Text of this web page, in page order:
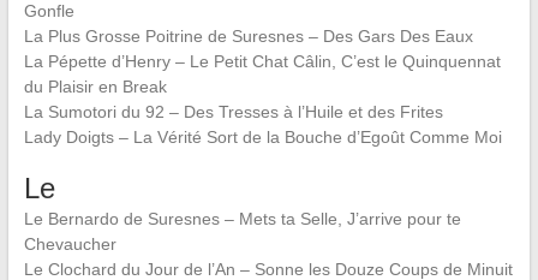
Gonfle
La Plus Grosse Poitrine de Suresnes – Des Gars Des Eaux
La Pépette d’Henry – Le Petit Chat Câlin, C’est le Quinquennat
du Plaisir en Break
La Sumotori du 92 – Des Tresses à l’Huile et des Frites
Lady Doigts – La Vérité Sort de la Bouche d’Egoût Comme Moi
Le
Le Bernardo de Suresnes – Mets ta Selle, J’arrive pour te
Chevaucher
Le Clochard du Jour de l’An – Sonne les Douze Coups de Minuit